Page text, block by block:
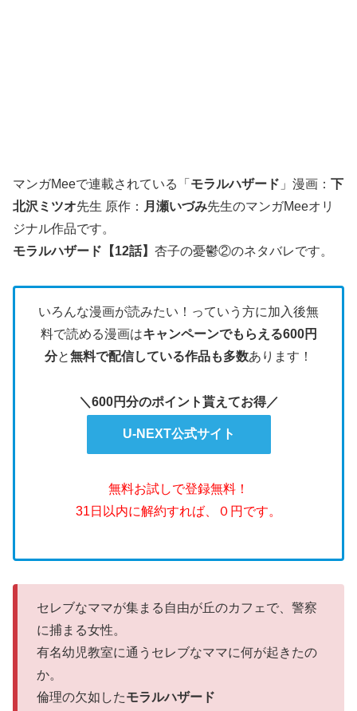
マンガMeeで連載されている「 モラルハザード 」漫画： 下
北沢ミツオ先生 原作： 月瀬いづみ先生のマンガMeeオリ
ジナル作品です。
モラルハザード【12話】 杏子の憂鬱②のネタバレです。
いろんな漫画が読みたい！っていう方に加入後無
料で読める漫画はキャンペーンでもらえる600円
分と無料で配信している作品も多数あります！
＼600円分のポイント貰えてお得／
U-NEXT公式サイト
無料お試しで登録無料！
31日以内に解約すれば、０円です。
セレブなママが集まる自由が丘のカフェで、警察
に捕まる女性。
有名幼児教室に通うセレブなママに何が起きたの
か。
倫理の欠如したモラルハザード